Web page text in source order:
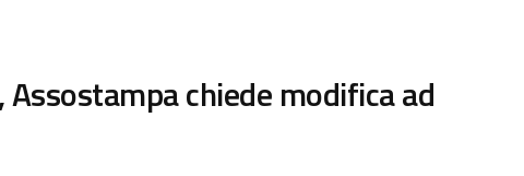
chiede modifica ad